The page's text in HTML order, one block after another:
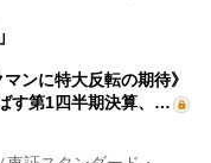
ンに特大反転の期待》
す第1四半期決算、…